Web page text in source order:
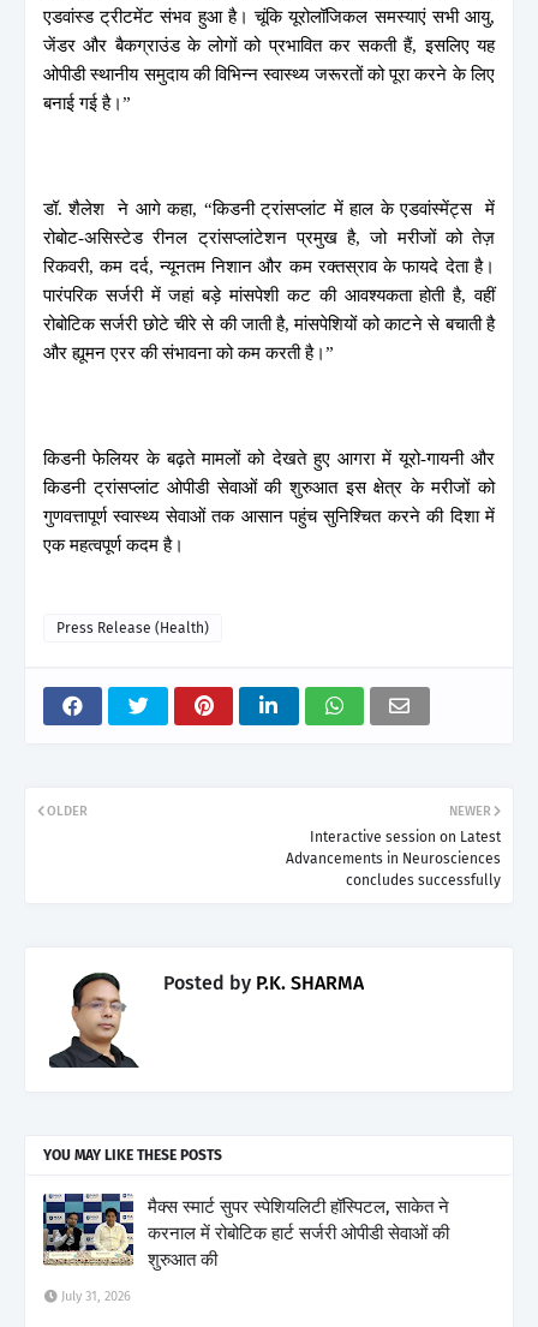
एडवांस्ड ट्रीटमेंट संभव हुआ है। चूंकि यूरोलॉजिकल समस्याएं सभी आयु,
जेंडर और बैकग्राउंड के लोगों को प्रभावित कर सकती हैं, इसलिए यह
ओपीडी स्थानीय समुदाय की विभिन्न स्वास्थ्य जरूरतों को पूरा करने के लिए
बनाई गई है।”
डॉ. शैलेश ने आगे कहा, “किडनी ट्रांसप्लांट में हाल के एडवांस्मेंट्स में
रोबोट-असिस्टेड रीनल ट्रांसप्लांटेशन प्रमुख है, जो मरीजों को तेज़
रिकवरी, कम दर्द, न्यूनतम निशान और कम रक्तस्राव के फायदे देता है।
पारंपरिक सर्जरी में जहां बड़े मांसपेशी कट की आवश्यकता होती है, वहीं
रोबोटिक सर्जरी छोटे चीरे से की जाती है, मांसपेशियों को काटने से बचाती है
और ह्यूमन एरर की संभावना को कम करती है।”
किडनी फेलियर के बढ़ते मामलों को देखते हुए आगरा में यूरो-गायनी और
किडनी ट्रांसप्लांट ओपीडी सेवाओं की शुरुआत इस क्षेत्र के मरीजों को
गुणवत्तापूर्ण स्वास्थ्य सेवाओं तक आसान पहुंच सुनिश्चित करने की दिशा में
एक महत्वपूर्ण कदम है।
Press Release (Health)
NEWER
Interactive session on Latest
Advancements in Neurosciences
concludes successfully
OLDER
Posted by P.K. SHARMA
YOU MAY LIKE THESE POSTS
मैक्स स्मार्ट सुपर स्पेशियलिटी हॉस्पिटल, साकेत ने
करनाल में रोबोटिक हार्ट सर्जरी ओपीडी सेवाओं की
शुरुआत की
July 31, 2026